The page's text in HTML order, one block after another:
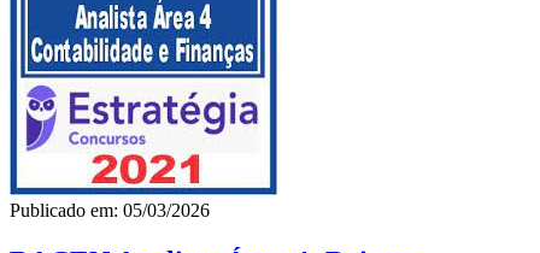
Publicado em: 05/03/2026